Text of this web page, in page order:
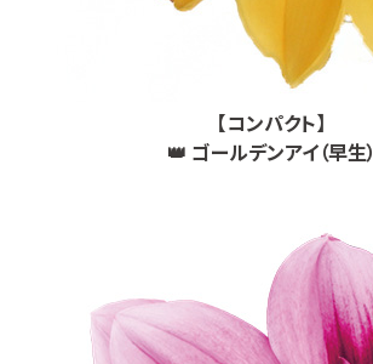
【コンパクト】
👑 ゴールデンアイ（早生）